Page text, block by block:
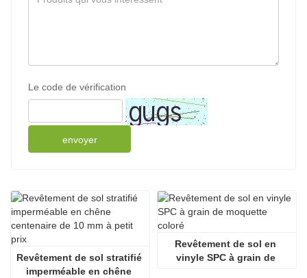
Le code de vérification
envoyer
Revêtement de sol stratifié
imperméable en chêne
Revêtement de sol en
vinyle SPC à grain de